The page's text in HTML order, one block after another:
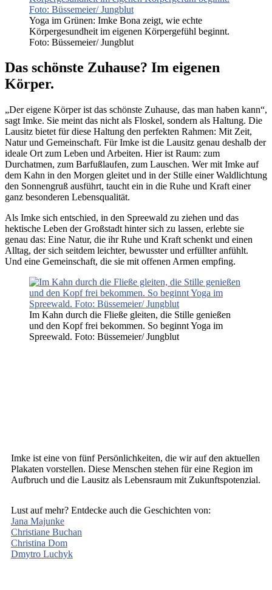
Yoga im Grünen: Imke Bona zeigt, wie echte
Körpergesundheit im eigenen Körpergefühl beginnt.
Foto: Büssemeier/ Jungblut
Das schönste Zuhause? Im eigenen
Körper.
„Der eigene Körper ist das schönste Zuhause, das man haben kann“,
sagt Imke. Sie meint das nicht als Floskel, sondern als Haltung. Die
Lausitz bietet für diese Haltung den perfekten Rahmen: Mit Zeit,
Natur und Gemeinschaft. Für Imke ist die Lausitz genau deshalb der
ideale Ort zum Leben und Arbeiten. Hier ist Raum: zum
Durchatmen, zum Barfußlaufen, zum Lauschen. Wer mit Imke auf
dem Kahn in den Morgen gleitet und in der Stille einer Waldlichtung
den Sonnengruß ausführt, taucht ein in die Ruhe und Kraft einer
ganz besonderen Lebensqualität.
Als Imke sich entschied, in den Spreewald zu ziehen und das
hektische Leben der Großstadt hinter sich zu lassen, erlebte sie
genau das: Eine Natur, die ihr Ruhe und Kraft schenkt und einen
Alltag, der sich seitdem leichter, bewusster und erfüllter anfühlt.
Und eine Gemeinschaft, die sie mit offenen Armen empfing.
Im Kahn durch die Fließe gleiten, die Stille genießen
und den Kopf frei bekommen. So beginnt Yoga im
Spreewald. Foto: Büssemeier/ Jungblut
Imke ist eine von fünf Persönlichkeiten, die wir auf den aktuellen
Plakaten vorstellen. Diese Menschen stehen für eine Region im
Aufbruch und die Lausitz als Lebensraum mit Zukunftspotenzial.
Lust auf mehr? Entdecke auch die Geschichten von:
Jana Majunke
Christiane Buchan
Christina Dom
Dmytro Luchyk